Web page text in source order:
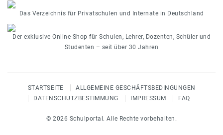
Das Verzeichnis für Privatschulen und Internate in Deutschland
Der exklusive Online-Shop für Schulen, Lehrer, Dozenten, Schüler und
Studenten – seit über 30 Jahren
STARTSEITE
ALLGEMEINE GESCHÄFTSBEDINGUNGEN
DATENSCHUTZBESTIMMUNG
IMPRESSUM FAQ
© 2026 Schulportal. Alle Rechte vorbehalten.